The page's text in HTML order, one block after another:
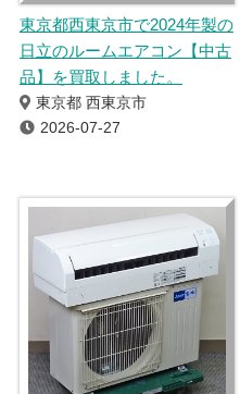
東京都西東京市で2024年製の
日立のルームエアコン【中古
品】を買取しました。
東京都 西東京市
2026-07-27